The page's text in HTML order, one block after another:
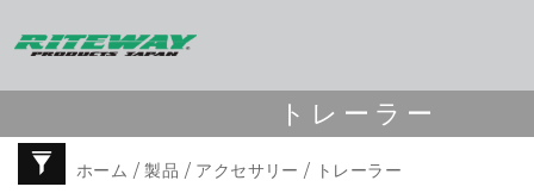
トレーラー
ホーム /製品 / アクセサリー / トレーラー